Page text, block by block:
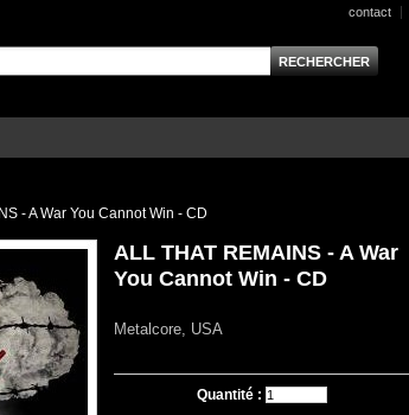
contact
- A War You Cannot Win - CD
ALL THAT REMAINS - A War
You Cannot Win - CD
Metalcore, USA
Quantité :